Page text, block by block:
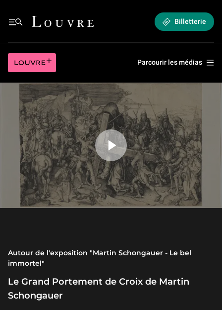
Louvre - Retour à l'accueil
Billetterie
Parcourir les médias
Jouer la vidéo Le Grand Portement de Croix de Martin Schongauer
Le Grand Portement de Croix de Martin
Schongauer
Autour de l'exposition "Martin Schongauer - Le bel
immortel"